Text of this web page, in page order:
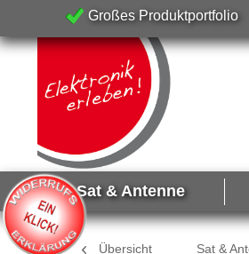
Großes Produktportfolio
Sat & Antenne
Übersicht Sat &